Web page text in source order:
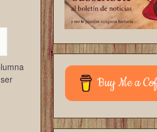
Buy Me a